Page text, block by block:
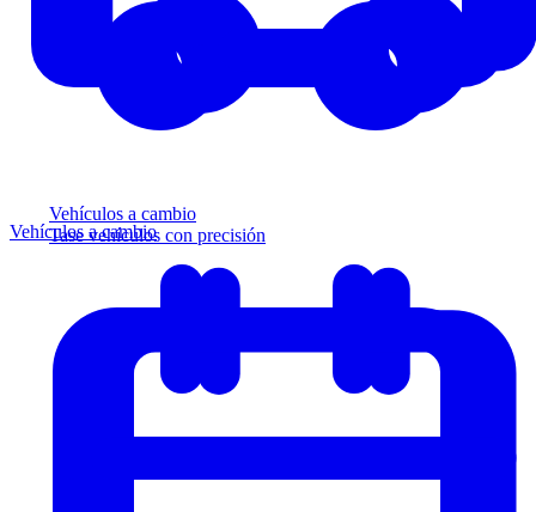
Vehículos a cambio
Tase vehículos con precisión
Vehículos a cambio